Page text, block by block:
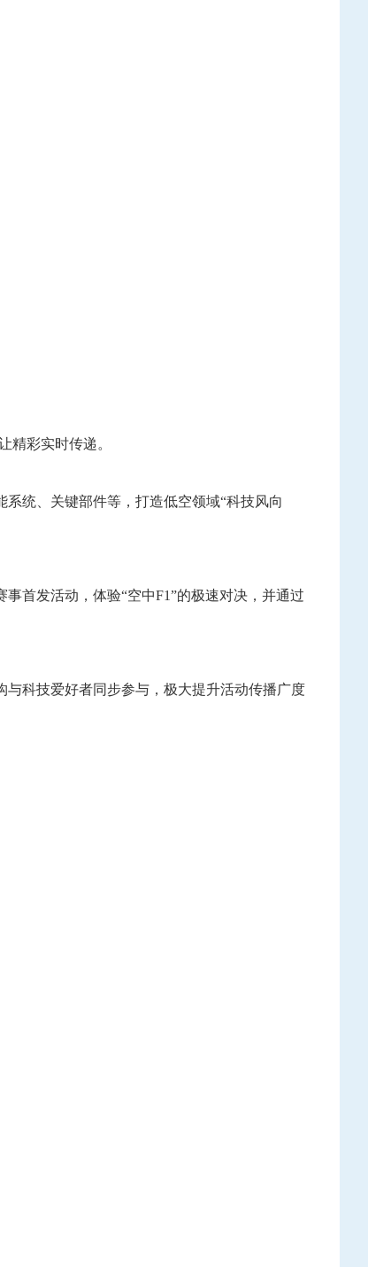
精彩实时传递。
统、关键部件等，打造低空领域“科技风向
首发活动，体验“空中F1”的极速对决，并通过
科技爱好者同步参与，极大提升活动传播广度